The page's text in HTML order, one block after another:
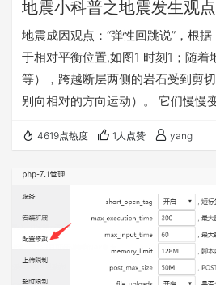
地震小科普之地震发生观点
地震成因观点：“弹性回跳说”，根
于相对平衡位置,如图1 时刻1；随着
等），跨越断层两侧的岩石受到剪
别向相对的方向运动）。 它们慢慢
断层线破裂分开（岩石破碎、岩石
量（此时产生地震如图E点处，地震
播），如图1时刻3，岩石几乎恢复
4619点热度 1人点赞 yang